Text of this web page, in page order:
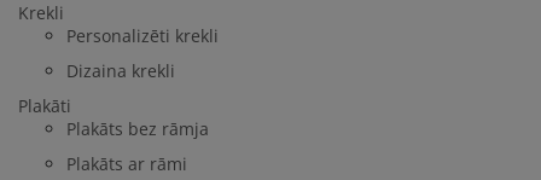
Krekli
Personalizēti krekli
Dizaina krekli
Plakāti
Plakāts bez rāmja
Plakāts ar rāmi